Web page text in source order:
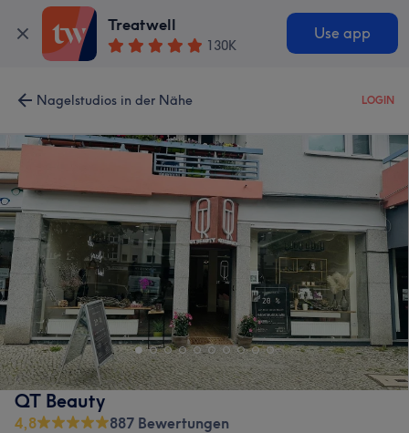
Treatwell
130K
Use app
Nagelstudios in der Nähe LOGIN
QT Beauty
4,8
887 Bewertungen